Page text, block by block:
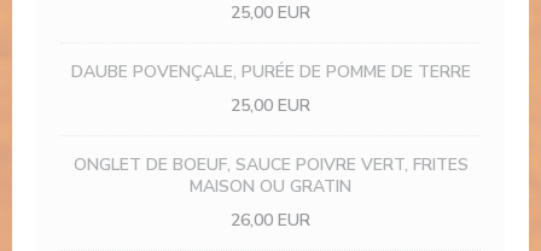
25,00 EUR
DAUBE POVENÇALE, PURÉE DE POMME DE TERRE
25,00 EUR
ONGLET DE BOEUF, SAUCE POIVRE VERT, FRITES
MAISON OU GRATIN
26,00 EUR